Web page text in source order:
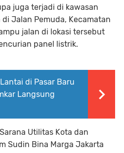
juga terjadi di kawasan
Jalan Pemuda, Kecamatan
jalan di lokasi tersebut
panel listrik.
di Pasar Baru
Langsung
Utilitas Kota dan
Sudin Bina Marga Jakarta